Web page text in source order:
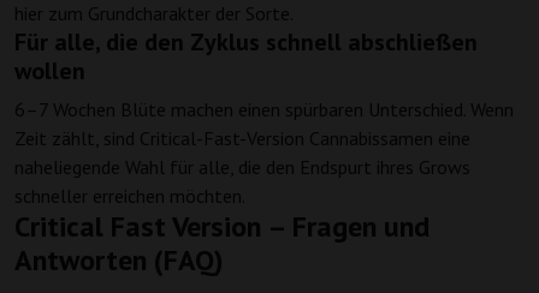
hier zum Grundcharakter der Sorte.
Für alle, die den Zyklus schnell abschließen
wollen
6–7 Wochen Blüte machen einen spürbaren Unterschied. Wenn
Zeit zählt, sind Critical-Fast-Version Cannabissamen eine
naheliegende Wahl für alle, die den Endspurt ihres Grows
schneller erreichen möchten.
Critical Fast Version – Fragen und
Antworten (FAQ)